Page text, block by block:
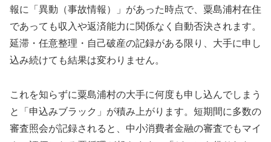
報に「異動（事故情報）」があった時点で、粟島浦村在住
であっても収入や返済能力に関係なく自動否決されます。
延滞・任意整理・自己破産の記録がある限り、大手に申し
込み続けても結果は変わりません。
これを知らずに粟島浦村の大手に何度も申し込んでしまう
と「申込みブラック」が積み上がります。短期間に多数の
審査照会が記録されると、中小消費者金融の審査でもマイ